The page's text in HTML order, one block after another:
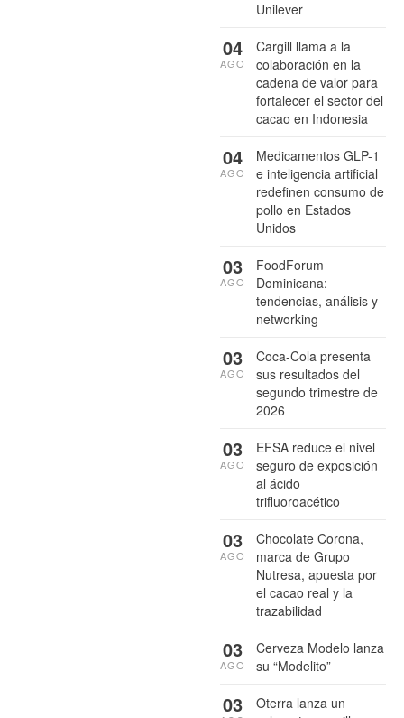
Unilever
Cargill llama a la
colaboración en la
cadena de valor para
fortalecer el sector del
cacao en Indonesia
04
AGO
Medicamentos GLP-1
e inteligencia artificial
redefinen consumo de
pollo en Estados
Unidos
04
AGO
FoodForum
Dominicana:
tendencias, análisis y
networking
03
AGO
Coca-Cola presenta
sus resultados del
segundo trimestre de
2026
03
AGO
EFSA reduce el nivel
seguro de exposición
al ácido
trifluoroacético
03
AGO
Chocolate Corona,
marca de Grupo
Nutresa, apuesta por
el cacao real y la
trazabilidad
03
AGO
Cerveza Modelo lanza
su “Modelito”
03
AGO
Oterra lanza un
03